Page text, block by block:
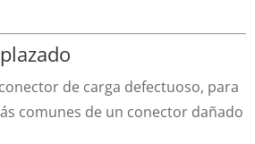
de carga defectuoso, para
comunes de un conector dañado